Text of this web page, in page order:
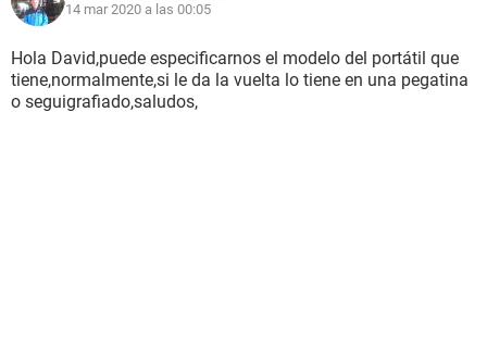
14 mar 2020 a las 00:05
Hola David,puede especificarnos el modelo del portátil que
tiene,normalmente,si le da la vuelta lo tiene en una pegatina
o seguigrafiado,saludos,